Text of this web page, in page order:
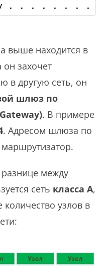
. . . . . . . .
выше находится в
он захочет
в другую сеть, он
шлюз по
. В примере
. Адресом шлюза по
между
сеть класса A,
узлов в